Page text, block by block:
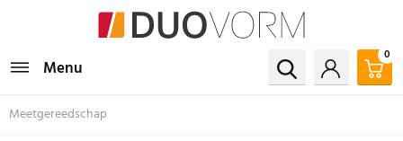
Menu
0
Meetgereedschap